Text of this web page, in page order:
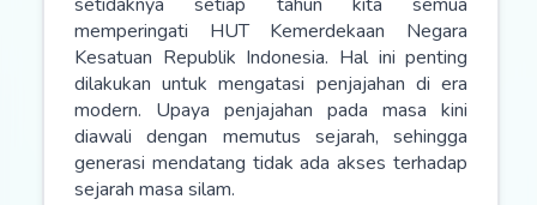
memperingati HUT Kemerdekaan Negara
Kesatuan Republik Indonesia. Hal ini penting
dilakukan untuk mengatasi penjajahan di era
modern. Upaya penjajahan pada masa kini
diawali dengan memutus sejarah, sehingga
generasi mendatang tidak ada akses terhadap
sejarah masa silam.